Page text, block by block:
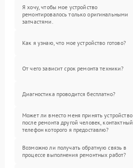
Я хочу, чтобы мое устройство
ремонтировалось только оригинальными
запчастями.
Как я узнаю, что мое устройство готово?
От чего зависит срок ремонта техники?
Диагностика проводится бесплатно?
Может ли вместо меня принять устройство
после ремонта другой человек, контактный
телефон которого я предоставлю?
Возможно ли получать обратную связь в
процессе выполнения ремонтных работ?